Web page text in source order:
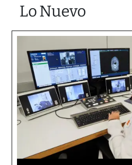
Lo Nuevo